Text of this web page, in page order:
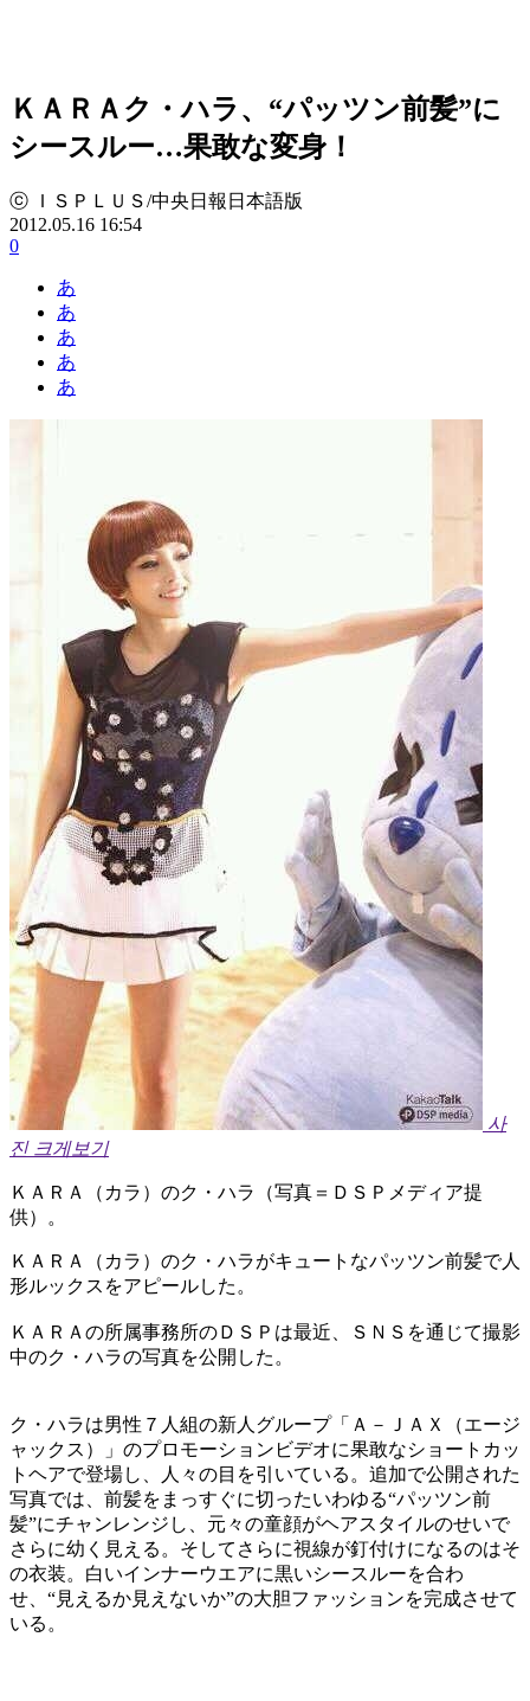
ＫＡＲＡク・ハラ、“パッツン前髪”に
シースルー…果敢な変身！
ⓒ ＩＳＰＬＵＳ/中央日報日本語版
2012.05.16 16:54
0
あ
あ
あ
あ
あ
사
진 크게보기
ＫＡＲＡ（カラ）のク・ハラ（写真＝ＤＳＰメディア提
供）。
ＫＡＲＡ（カラ）のク・ハラがキュートなパッツン前髪で人
形ルックスをアピールした。
ＫＡＲＡの所属事務所のＤＳＰは最近、ＳＮＳを通じて撮影
中のク・ハラの写真を公開した。
ク・ハラは男性７人組の新人グループ「Ａ－ＪＡＸ（エージ
ャックス）」のプロモーションビデオに果敢なショートカッ
トヘアで登場し、人々の目を引いている。追加で公開された
写真では、前髪をまっすぐに切ったいわゆる“パッツン前
髪”にチャンレンジし、元々の童顔がヘアスタイルのせいで
さらに幼く見える。そしてさらに視線が釘付けになるのはそ
の衣装。白いインナーウエアに黒いシースルーを合わ
せ、“見えるか見えないか”の大胆ファッションを完成させて
いる。